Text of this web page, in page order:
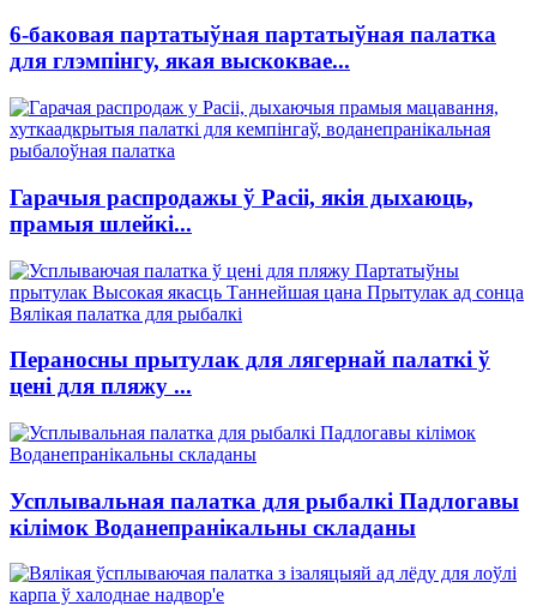
6-баковая партатыўная партатыўная палатка
для глэмпінгу, якая выскоквае...
Гарачыя распродажы ў Расіі, якія дыхаюць,
прамыя шлейкі...
Пераносны прытулак для лягернай палаткі ў
цені для пляжу ...
Усплывальная палатка для рыбалкі Падлогавы
кілімок Воданепранікальны складаны